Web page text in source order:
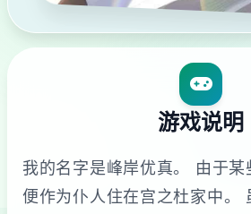
游戏说明
我的名字是峰岸优真。 由于
便作为仆人住在宫之杜家中。